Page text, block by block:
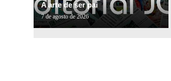
A arte de ser pai
7 de agosto de 2026